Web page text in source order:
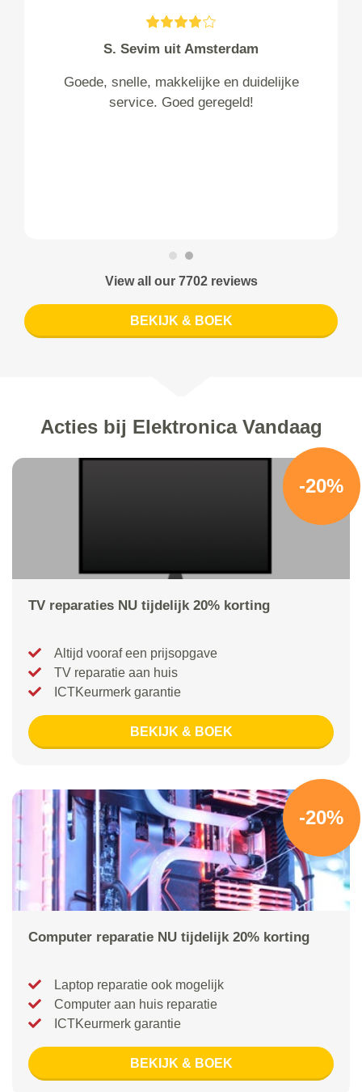
S. Sevim uit Amsterdam
Goede, snelle, makkelijke en duidelijke
service. Goed geregeld!
View all our 7702 reviews
BEKIJK & BOEK
Acties bij Elektronica Vandaag
-20%
TV reparaties NU tijdelijk 20% korting
Altijd vooraf een prijsopgave
TV reparatie aan huis
ICTKeurmerk garantie
BEKIJK & BOEK
-20%
Computer reparatie NU tijdelijk 20% korting
Laptop reparatie ook mogelijk
Computer aan huis reparatie
ICTKeurmerk garantie
BEKIJK & BOEK